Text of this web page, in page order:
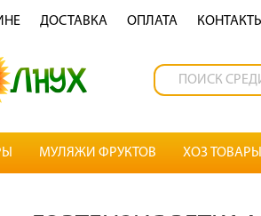
ДОСТАВКА OПЛАТА
МУЛЯЖИ ФРУКТОВ ХОЗ ТОВАРЫ